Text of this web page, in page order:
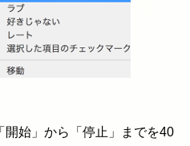
開始」から「停止」までを40